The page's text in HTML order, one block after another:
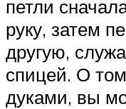
петли
руку, затем
другую,
спицей. О
дуками, вы